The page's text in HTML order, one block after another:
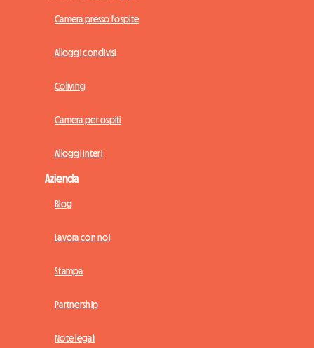
Camera presso l'ospite
Alloggi condivisi
Coliving
Camera per ospiti
Alloggi interi
Azienda
Blog
Lavora con noi
Stampa
Partnership
Note legali